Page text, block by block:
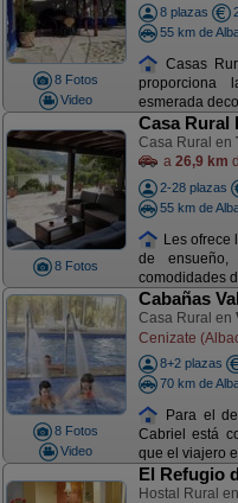
8 Fotos
Video
8 plazas
55 km de
Casas
proporciona
esmerada
8 Fotos
Casa Rural
Casa Rural en
a 26,9 km
2-28 plazas
55 km de
Les ofrece
de
comodidades
8 Fotos
Video
Cabañas
Casa Rural en
Cenizate
8+2 plazas
70 km de
Para el
Cabriel está
que el viajero
El Refugio
Hostal Rural en